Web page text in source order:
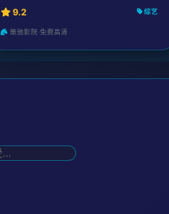
9.2 综艺
策驰影院·免费高清